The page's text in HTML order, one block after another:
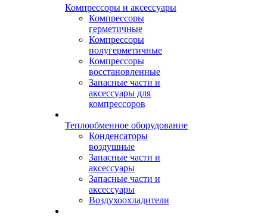
Компрессоры и аксессуары
Компрессоры
герметичные
Компрессоры
полугерметичные
Компрессоры
восстановленные
Запасные части и
аксессуары для
компрессоров
Теплообменное оборудование
Конденсаторы
воздушные
Запасные части и
аксессуары
Запасные части и
аксессуары
Воздухоохладители